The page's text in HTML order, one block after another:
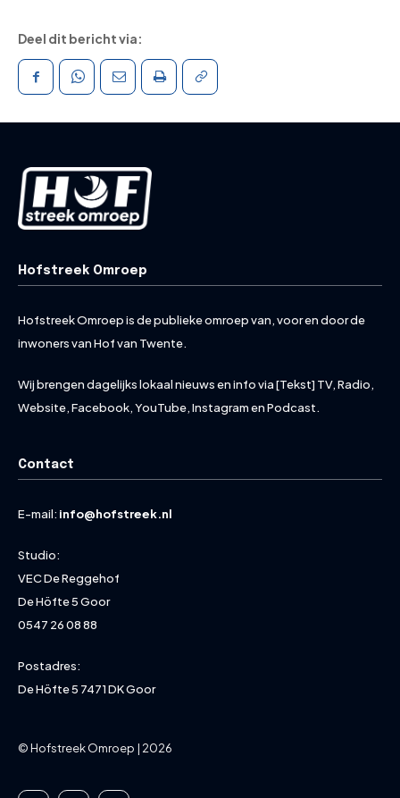
Deel dit bericht via:
Hofstreek Omroep
Hofstreek Omroep is de publieke omroep van, voor en door de
inwoners van Hof van Twente.
Wij brengen dagelijks lokaal nieuws en info via [Tekst] TV, Radio,
Website, Facebook, YouTube, Instagram en Podcast.
Contact
E-mail: info@hofstreek.nl
Studio:
VEC De Reggehof
De Höfte 5 Goor
0547 26 08 88
Postadres:
De Höfte 5 7471 DK Goor
© Hofstreek Omroep | 2026